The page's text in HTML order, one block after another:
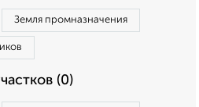
Земля промназначения
(0)